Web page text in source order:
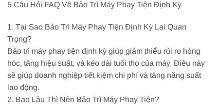
5 Câu Hỏi FAQ Về Bảo Trì Máy Phay Tiện Định Kỳ
1. Tại Sao Bảo Trì Máy Phay Tiện Định Kỳ Lại Quan
Trọng?
Bảo trì máy phay tiện định kỳ giúp giảm thiểu rủi ro hỏng
hóc, tăng hiệu suất, và kéo dài tuổi thọ của máy. Điều này
sẽ giúp doanh nghiệp tiết kiệm chi phí và tăng năng suất
lao động.
2. Bao Lâu Thì Nên Bảo Trì Máy Phay Tiện?